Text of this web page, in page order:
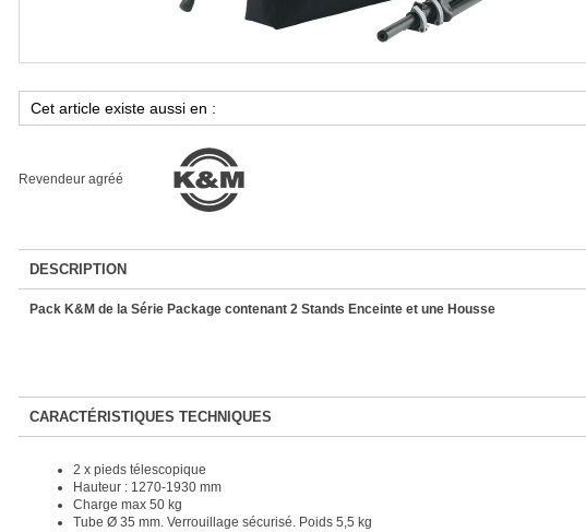
Revendeur agréé
DESCRIPTION
Pack K&M de la Série Package contenant 2 Stands Enceinte et une Housse
CARACTÉRISTIQUES TECHNIQUES
2 x pieds télescopique
Hauteur : 1270-1930 mm
Charge max 50 kg
Tube Ø 35 mm. Verrouillage sécurisé. Poids 5,5 kg